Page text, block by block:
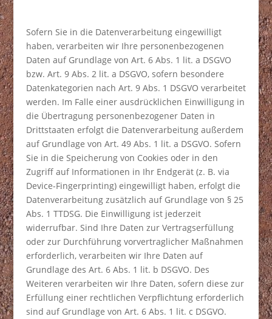
Sofern Sie in die Datenverarbeitung eingewilligt
haben, verarbeiten wir Ihre personenbezogenen
Daten auf Grundlage von Art. 6 Abs. 1 lit. a DSGVO
bzw. Art. 9 Abs. 2 lit. a DSGVO, sofern besondere
Datenkategorien nach Art. 9 Abs. 1 DSGVO verarbeitet
werden. Im Falle einer ausdrücklichen Einwilligung in
die Übertragung personenbezogener Daten in
Drittstaaten erfolgt die Datenverarbeitung außerdem
auf Grundlage von Art. 49 Abs. 1 lit. a DSGVO. Sofern
Sie in die Speicherung von Cookies oder in den
Zugriff auf Informationen in Ihr Endgerät (z. B. via
Device-Fingerprinting) eingewilligt haben, erfolgt die
Datenverarbeitung zusätzlich auf Grundlage von § 25
Abs. 1 TTDSG. Die Einwilligung ist jederzeit
widerrufbar. Sind Ihre Daten zur Vertragserfüllung
oder zur Durchführung vorvertraglicher Maßnahmen
erforderlich, verarbeiten wir Ihre Daten auf
Grundlage des Art. 6 Abs. 1 lit. b DSGVO. Des
Weiteren verarbeiten wir Ihre Daten, sofern diese zur
Erfüllung einer rechtlichen Verpflichtung erforderlich
sind auf Grundlage von Art. 6 Abs. 1 lit. c DSGVO.